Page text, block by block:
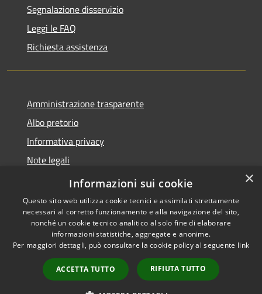
Segnalazione disservizio
Leggi le FAQ
Richiesta assistenza
Amministrazione trasparente
Albo pretorio
Informativa privacy
Note legali
Dichiarazione di accessibilità
Accessibilità
Copyright © 2026 • Comune di
Cassina de' Pecchi • Powered
byMunicipium
Accesso
redazione
×
Informazioni sui cookie
Questo sito web utilizza cookie tecnici e assimilati strettamente
necessari al corretto funzionamento e alla navigazione del sito,
nonché un cookie tecnico analitico al solo fine di elaborare
informazioni statistiche, aggregate e anonime.
Per maggiori dettagli, può consultare la cookie policy al seguente link
ACCETTA TUTTO RIFIUTA TUTTO